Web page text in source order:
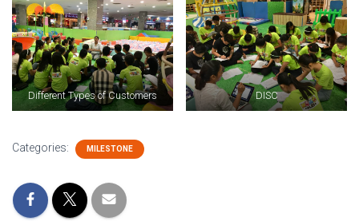
Different Types of Customers DISC
Categories: MILESTONE